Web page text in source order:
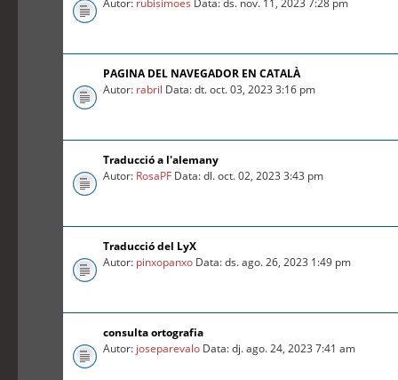
Autor: rubisimoes Data: ds. nov. 11, 2023 7:28 pm
PAGINA DEL NAVEGADOR EN CATALÀ
Autor: rabril Data: dt. oct. 03, 2023 3:16 pm
Traducció a l'alemany
Autor: RosaPF Data: dl. oct. 02, 2023 3:43 pm
Traducció del LyX
Autor: pinxopanxo Data: ds. ago. 26, 2023 1:49 pm
consulta ortografia
Autor: joseparevalo Data: dj. ago. 24, 2023 7:41 am